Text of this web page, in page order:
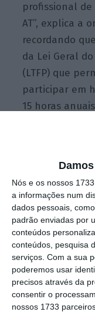
Nós e os nossos 1733
a informações num
dados pessoais,
padrão enviadas por
conteúdos
conteúdos, pesquisa
serviços. Com a sua
poderemos usar
precisos através da
consentir o
nossos 1733
profissional
AT”, explica a
recordando
da Lei Geral
(LTFP) que
participar em
15 horas
Receita do
afeta ao SNS
Ler Mais
Para a direção
mobilização
se prolonga
trabalhadores
orgânicas da